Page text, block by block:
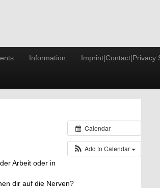
Information Imprint|Contact|Privacy
Calendar
Add to Calendar
Ar­beit oder in
dir auf die Ner­ven?